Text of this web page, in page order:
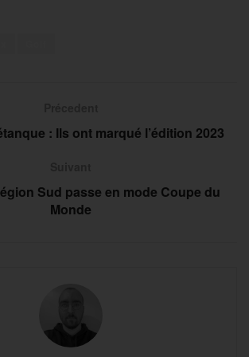
: Ils ont marqué l’édition 2023
Sud passe en mode Coupe du
Monde